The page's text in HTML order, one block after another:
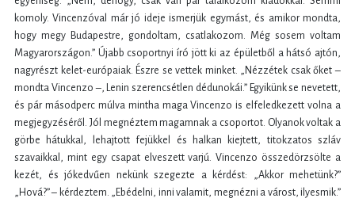
komoly. Vincenzóval már jó ideje ismerjük egymást, és amikor mondta,
hogy megy Budapestre, gondoltam, csatlakozom. Még sosem voltam
Magyarországon.” Újabb csoportnyi író jött ki az épületből a hátsó ajtón,
nagyrészt kelet-európaiak. Észre se vettek minket. „Nézzétek csak őket –
mondta Vincenzo –, Lenin szerencsétlen dédunokái.” Egyikünk se nevetett,
és pár másodperc múlva mintha maga Vincenzo is elfeledkezett volna a
megjegyzéséről. Jól megnéztem magamnak a csoportot. Olyanok voltak a
görbe hátukkal, lehajtott fejükkel és halkan kiejtett, titokzatos szláv
szavaikkal, mint egy csapat elveszett varjú. Vincenzo összedörzsölte a
kezét, és jókedvűen nekünk szegezte a kérdést: „Akkor mehetünk?”
„Hová?” – kérdeztem. „Ebédelni, inni valamit, megnézni a várost, ilyesmik.”